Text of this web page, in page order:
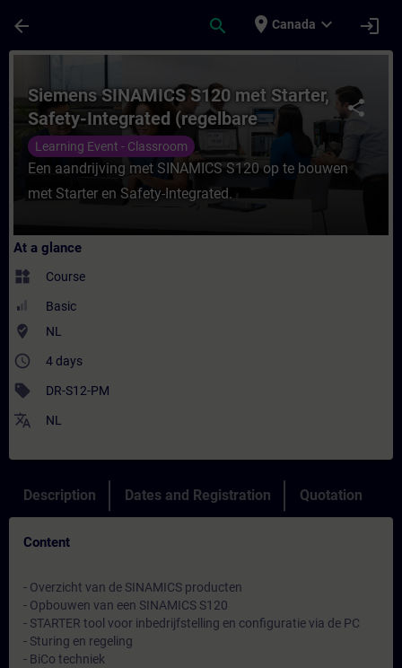
arrow_back search place Canada expand_more login
share
Siemens SINAMICS S120 met Starter,
Safety-Integrated (regelbare
aandrijving)
Learning Event - Classroom
Een aandrijving met SINAMICS S120 op te bouwen
met Starter en Safety-Integrated.
At a glance
widgets Course
Basic
where_to_vote NL
access_time 4 days
sell DR-S12-PM
translate NL
Description Dates and Registration Quotation
Content
- Overzicht van de SINAMICS producten
- Opbouwen van een SINAMICS S120
- STARTER tool voor inbedrijfstelling en configuratie via de PC
- Sturing en regeling
- BiCo techniek